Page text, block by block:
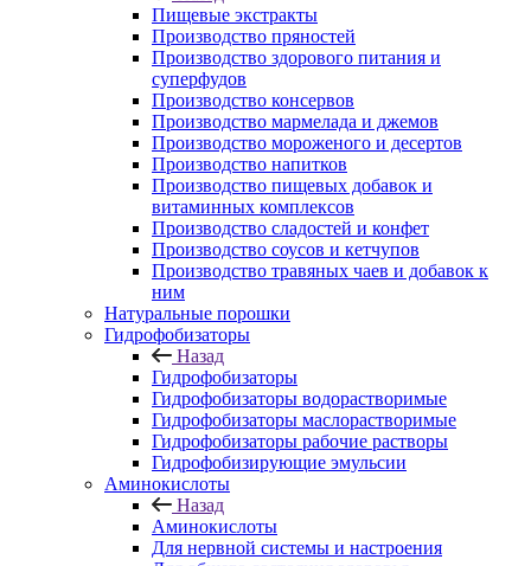
Пищевые экстракты
Производство пряностей
Производство здорового питания и
суперфудов
Производство консервов
Производство мармелада и джемов
Производство мороженого и десертов
Производство напитков
Производство пищевых добавок и
витаминных комплексов
Производство сладостей и конфет
Производство соусов и кетчупов
Производство травяных чаев и добавок к
ним
Натуральные порошки
Гидрофобизаторы
Назад
Гидрофобизаторы
Гидрофобизаторы водорастворимые
Гидрофобизаторы маслорастворимые
Гидрофобизаторы рабочие растворы
Гидрофобизирующие эмульсии
Аминокислоты
Назад
Аминокислоты
Для нервной системы и настроения